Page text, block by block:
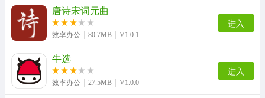
唐诗宋词元曲
效率办公 80.7MB V1.0.1
进入
牛选
效率办公 27.5MB V1.0.0
进入